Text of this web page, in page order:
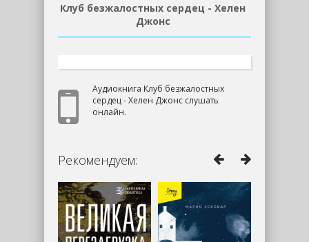
Клуб безжалостных сердец - Хелен
Джонс
Аудиокнига Клуб безжалостных
сердец - Хелен Джонс слушать
онлайн.
Рекомендуем: